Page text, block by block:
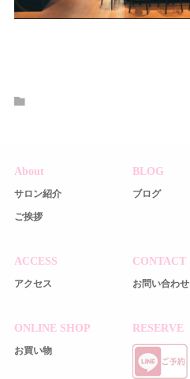
About
サロン紹介
ご挨拶
BLOG
ブログ
ACCESS
アクセス
CONTACT
お問い合わせ
ONLINE SHOP
お買い物
RESERVE